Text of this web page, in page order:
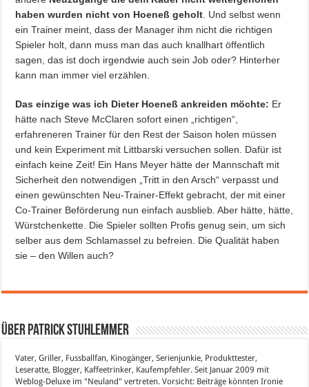
haben wurden nicht von Hoeneß geholt . Und selbst wenn
ein Trainer meint, dass der Manager ihm nicht die richtigen
Spieler holt, dann muss man das auch knallhart öffentlich
sagen, das ist doch irgendwie auch sein Job oder? Hinterher
kann man immer viel erzählen.
Das einzige was ich Dieter Hoeneß ankreiden möchte: Er
hätte nach Steve McClaren sofort einen „richtigen“,
erfahreneren Trainer für den Rest der Saison holen müssen
und kein Experiment mit Littbarski versuchen sollen. Dafür ist
einfach keine Zeit! Ein Hans Meyer hätte der Mannschaft mit
Sicherheit den notwendigen „Tritt in den Arsch“ verpasst und
einen gewünschten Neu-Trainer-Effekt gebracht, der mit einer
Co-Trainer Beförderung nun einfach ausblieb. Aber hätte, hätte,
Würstchenkette. Die Spieler sollten Profis genug sein, um sich
selber aus dem Schlamassel zu befreien. Die Qualität haben
sie – den Willen auch?
Über Patrick Stuhlemmer
Vater, Griller, Fussballfan, Kinogänger, Serienjunkie, Produkttester,
Leseratte, Blogger, Kaffeetrinker, Kaufempfehler. Seit Januar 2009 mit
Weblog-Deluxe im "Neuland" vertreten. Vorsicht: Beiträge könnten Ironie